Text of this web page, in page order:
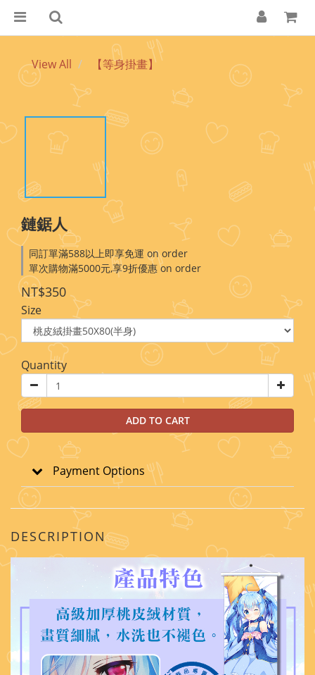
View All 【等身掛畫】
鏈鋸人
同訂單滿588以上即享免運 on order
單次購物滿5000元,享9折優惠 on order
NT$350
Size
Quantity
ADD TO CART
Payment Options
DESCRIPTION